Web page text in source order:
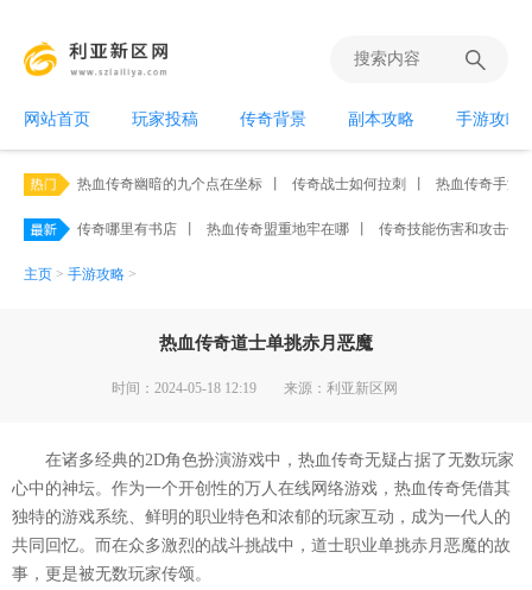
网站首页 玩家投稿 传奇背景 副本攻略 手游攻略
热血传奇幽暗的九个点在坐标 传奇战士如何拉刺 热血传奇手游
传奇哪里有书店 热血传奇盟重地牢在哪 传奇技能伤害和攻击伤
主页 > 手游攻略 >
热血传奇道士单挑赤月恶魔
时间：2024-05-18 12:19 来源：利亚新区网
在诸多经典的2D角色扮演游戏中，热血传奇无疑占据了无数玩家
心中的神坛。作为一个开创性的万人在线网络游戏，热血传奇凭借其
独特的游戏系统、鲜明的职业特色和浓郁的玩家互动，成为一代人的
共同回忆。而在众多激烈的战斗挑战中，道士职业单挑赤月恶魔的故
事，更是被无数玩家传颂。